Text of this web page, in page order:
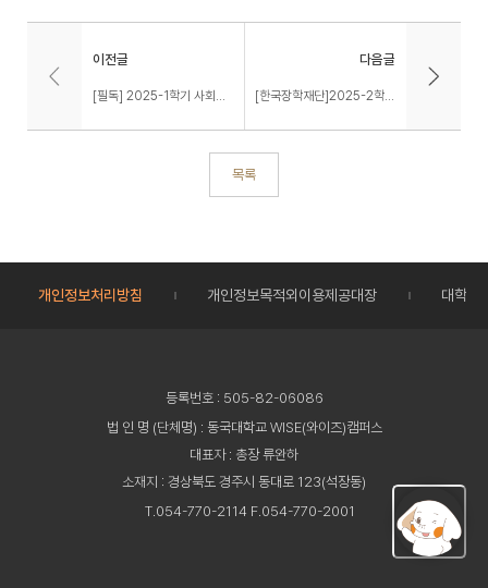
이전글
[필독] 2025-1학기 사회봉사활동 2,3 교과목 이수자 학점부여안내
다음글
[한국장학재단]2025-2학기 농촌출신대학(원)생 학자금 대출 신청 안내(생활비대출은 8월 중순이후 가능)
목록
개인정보처리방침 개인정보목적외이용제공대장 대학정
등록번호 : 505-82-06086
법 인 명 (단체명) : 동국대학교 WISE(와이즈)캠퍼스
대표자 : 총장 류완하
소재지 : 경상북도 경주시 동대로 123(석장동)
T.054-770-2114 F.054-770-2001